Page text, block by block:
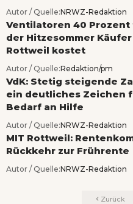
Autor / Quelle:NRWZ-Redaktion
Ventilatoren 40 Prozent
der Hitzesommer
Rottweil kostet
Autor / Quelle:Redaktion/pm
VdK: Stetig steigende
ein deutliches Zeichen
Bedarf an Hilfe
Autor / Quelle:NRWZ-Redaktion
MIT Rottweil:
Rückkehr zur Frührente
Autor / Quelle:NRWZ-Redaktion
Zurück